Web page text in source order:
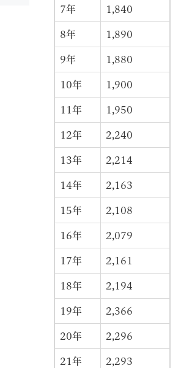
7年 1,840
8年 1,890
9年 1,880
10年 1,900
11年 1,950
12年 2,240
13年 2,214
14年 2,163
15年 2,108
16年 2,079
17年 2,161
18年 2,194
19年 2,366
20年 2,296
21年 2,293